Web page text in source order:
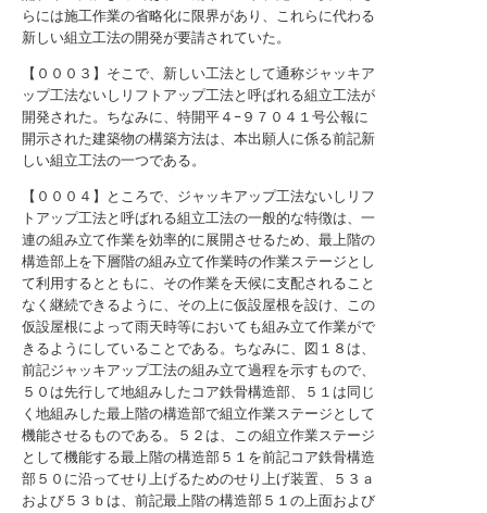
らには施工作業の省略化に限界があり、これらに代わる
新しい組立工法の開発が要請されていた。
【０００３】そこで、新しい工法として通称ジャッキア
ップ工法ないしリフトアップ工法と呼ばれる組立工法が
開発された。ちなみに、特開平４−９７０４１号公報に
開示された建築物の構築方法は、本出願人に係る前記新
しい組立工法の一つである。
【０００４】ところで、ジャッキアップ工法ないしリフ
トアップ工法と呼ばれる組立工法の一般的な特徴は、一
連の組み立て作業を効率的に展開させるため、最上階の
構造部上を下層階の組み立て作業時の作業ステージとし
て利用するとともに、その作業を天候に支配されること
なく継続できるように、その上に仮設屋根を設け、この
仮設屋根によって雨天時等においても組み立て作業がで
きるようにしていることである。ちなみに、図１８は、
前記ジャッキアップ工法の組み立て過程を示すもので、
５０は先行して地組みしたコア鉄骨構造部、５１は同じ
く地組みした最上階の構造部で組立作業ステージとして
機能させるものである。５２は、この組立作業ステージ
として機能する最上階の構造部５１を前記コア鉄骨構造
部５０に沿ってせり上げるためのせり上げ装置、５３ａ
および５３ｂは、前記最上階の構造部５１の上面および